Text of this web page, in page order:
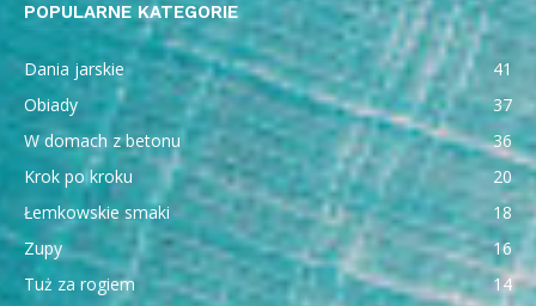
POPULARNE KATEGORIE
Dania jarskie
41
Obiady
37
W domach z betonu
36
Krok po kroku
20
Łemkowskie smaki
18
Zupy
16
Tuż za rogiem
14